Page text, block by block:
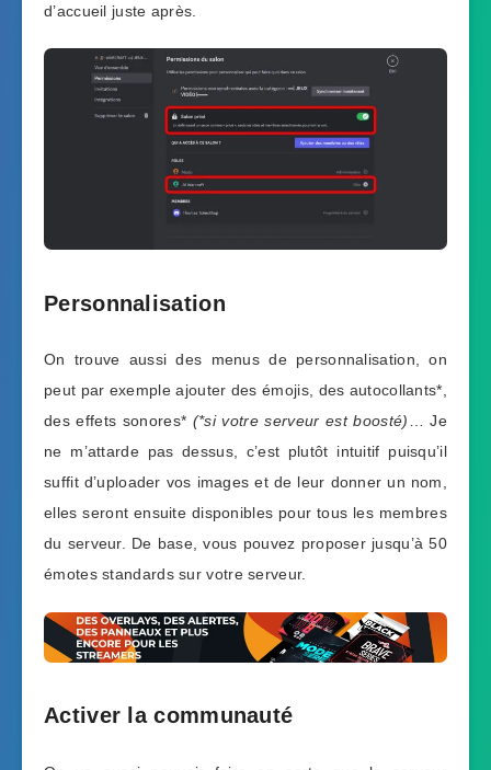
d’accueil juste après.
Personnalisation
On trouve aussi des menus de personnalisation, on
peut par exemple ajouter des émojis, des autocollants*,
des effets sonores* (*si votre serveur est boosté) … Je
ne m’attarde pas dessus, c’est plutôt intuitif puisqu’il
suffit d’uploader vos images et de leur donner un nom,
elles seront ensuite disponibles pour tous les membres
du serveur. De base, vous pouvez proposer jusqu’à 50
émotes standards sur votre serveur.
Activer la communauté